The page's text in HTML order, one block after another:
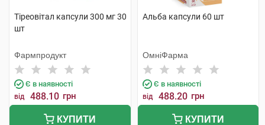
Тіреовітал капсули 300 мг 30
шт
Фармпродукт
Є в наявності
від 488.10 грн
КУПИТИ
Альба капсули 60 шт
ОмніФарма
Є в наявності
від 488.20 грн
КУПИТИ